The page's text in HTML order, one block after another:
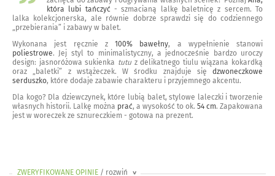
która lubi tańczyć - szmacianą lalkę baletnicę z sercem. To
lalka kolekcjonerska, ale równie dobrze sprawdzi się do codziennego
„przebierania” i zabawy w balet.
Wykonana jest ręcznie z 100% bawełny, a wypełnienie stanowi
poliestrowe. Jej styl to minimalistyczny, a jednocześnie bardzo uroczy
design: jasnoróżowa sukienka tutuz delikatnego tiulu wiązana kokardką
oraz „baletki” z wstążeczek. W środku znajduje się dzwoneczkowe
serduszko, które dodaje zabawie charakteru i przyjemnego akcentu.
Dla kogo? Dla dziewczynek, które lubią balet, stylowe laleczki i tworzenie
własnych historii. Lalkę można prać, a wysokość to ok. 54 cm. Zapakowana
jest w woreczek ze sznureczkiem - gotowa na prezent.
ZWERYFIKOWANE OPINIE / rozwiń >